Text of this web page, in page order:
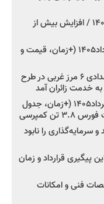
اعلام قیمت جدید پارس نوا در مرداد ۱۴۰۵ / افزایش بیش از
شروع فروش کشنده و کامیون فاو -مرداد۱۴۰۵ (+زمان، قیمت و
مدیرعامل امدادخودروسایپا: پوشش امدادی ۶ مرز غربی در طرح
شروع فروش ۸ محصول بهمن دیزل -مرداد۱۴۰۵ (+زمان، جدول
کمپرسی
را نابود
پیگیری قرارداد و زمان
فنی و امکانات